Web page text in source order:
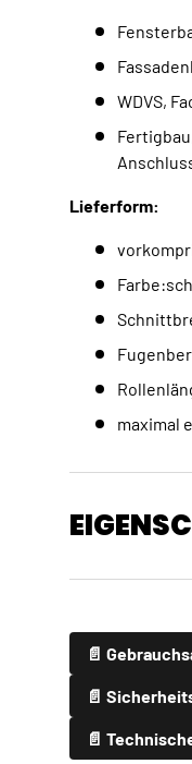
WDVS,
Lieferform:
maximal
📄
📄
📄